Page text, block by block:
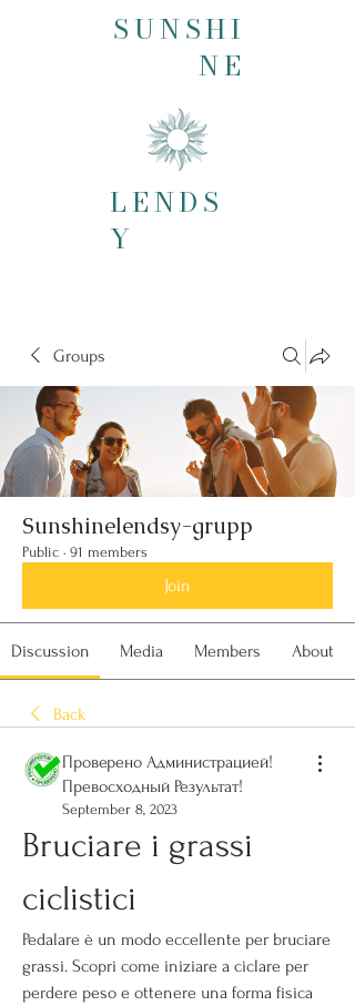
SUNSHI
NE
LENDS
Y
Groups
Sunshinelendsy-grupp
Public · 91 members
Join
Discussion Media Members About
Back
Проверено Администрацией!
Превосходный Результат!
September 8, 2023
Bruciare i grassi
ciclistici
Pedalare è un modo eccellente per bruciare
grassi. Scopri come iniziare a ciclare per
perdere peso e ottenere una forma fisica